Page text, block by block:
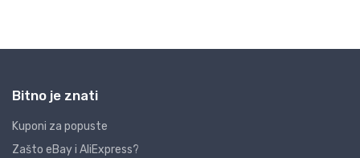
Bitno je znati
Kuponi za popuste
Zašto eBay i AliExpress?